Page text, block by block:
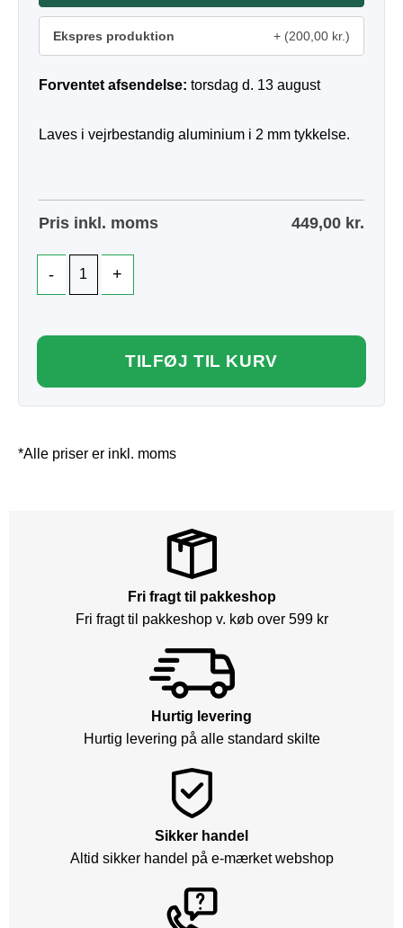
Ekspres produktion (200,00 kr.)
Forventet afsendelse: torsdag d. 13 august
Laves i vejrbestandig aluminium i 2 mm tykkelse.
Pris inkl. moms 449,00 kr.
TILFØJ TIL KURV
*Alle priser er inkl. moms
Fri fragt til pakkeshop
Fri fragt til pakkeshop v. køb over 599 kr
Hurtig levering
Hurtig levering på alle standard skilte
Sikker handel
Altid sikker handel på e-mærket webshop